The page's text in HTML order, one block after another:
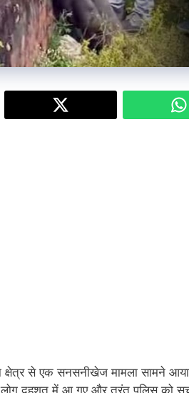
क्षेत्र से एक सनसनीखेज मामला सामने